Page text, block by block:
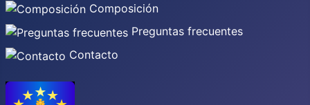
Composición
Preguntas frecuentes
Contacto